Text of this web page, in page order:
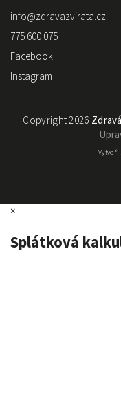
info@zdravazvirata.cz
775 600 075
Facebook
Instagram
Copyright 2026
Vytvořil
×
Splátková